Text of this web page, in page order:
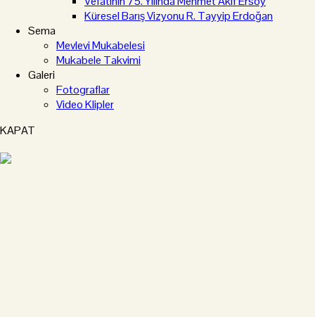
Küresel Barış Vizyonu R. Tayyip Erdoğan
Sema
Mevlevi Mukabelesi
Mukabele Takvimi
Galeri
Fotograflar
Video Klipler
KAPAT